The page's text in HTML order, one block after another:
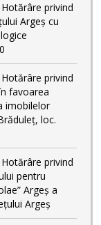
privind
Argeş cu
privind
favoarea
imobilelor
loc.
privind
pentru
Argeș a
Argeș